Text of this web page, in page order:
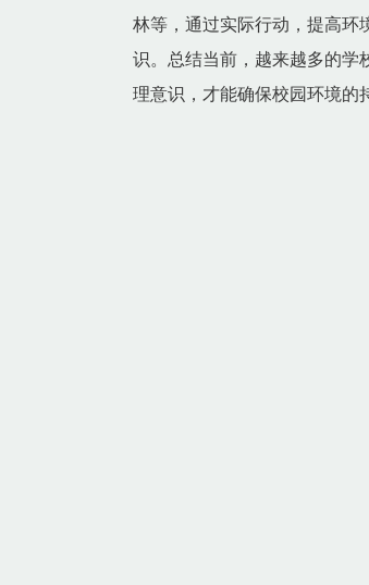
林等，通过实际行动，提高环
识。总结当前，越来越多的学
理意识，才能确保校园环境的